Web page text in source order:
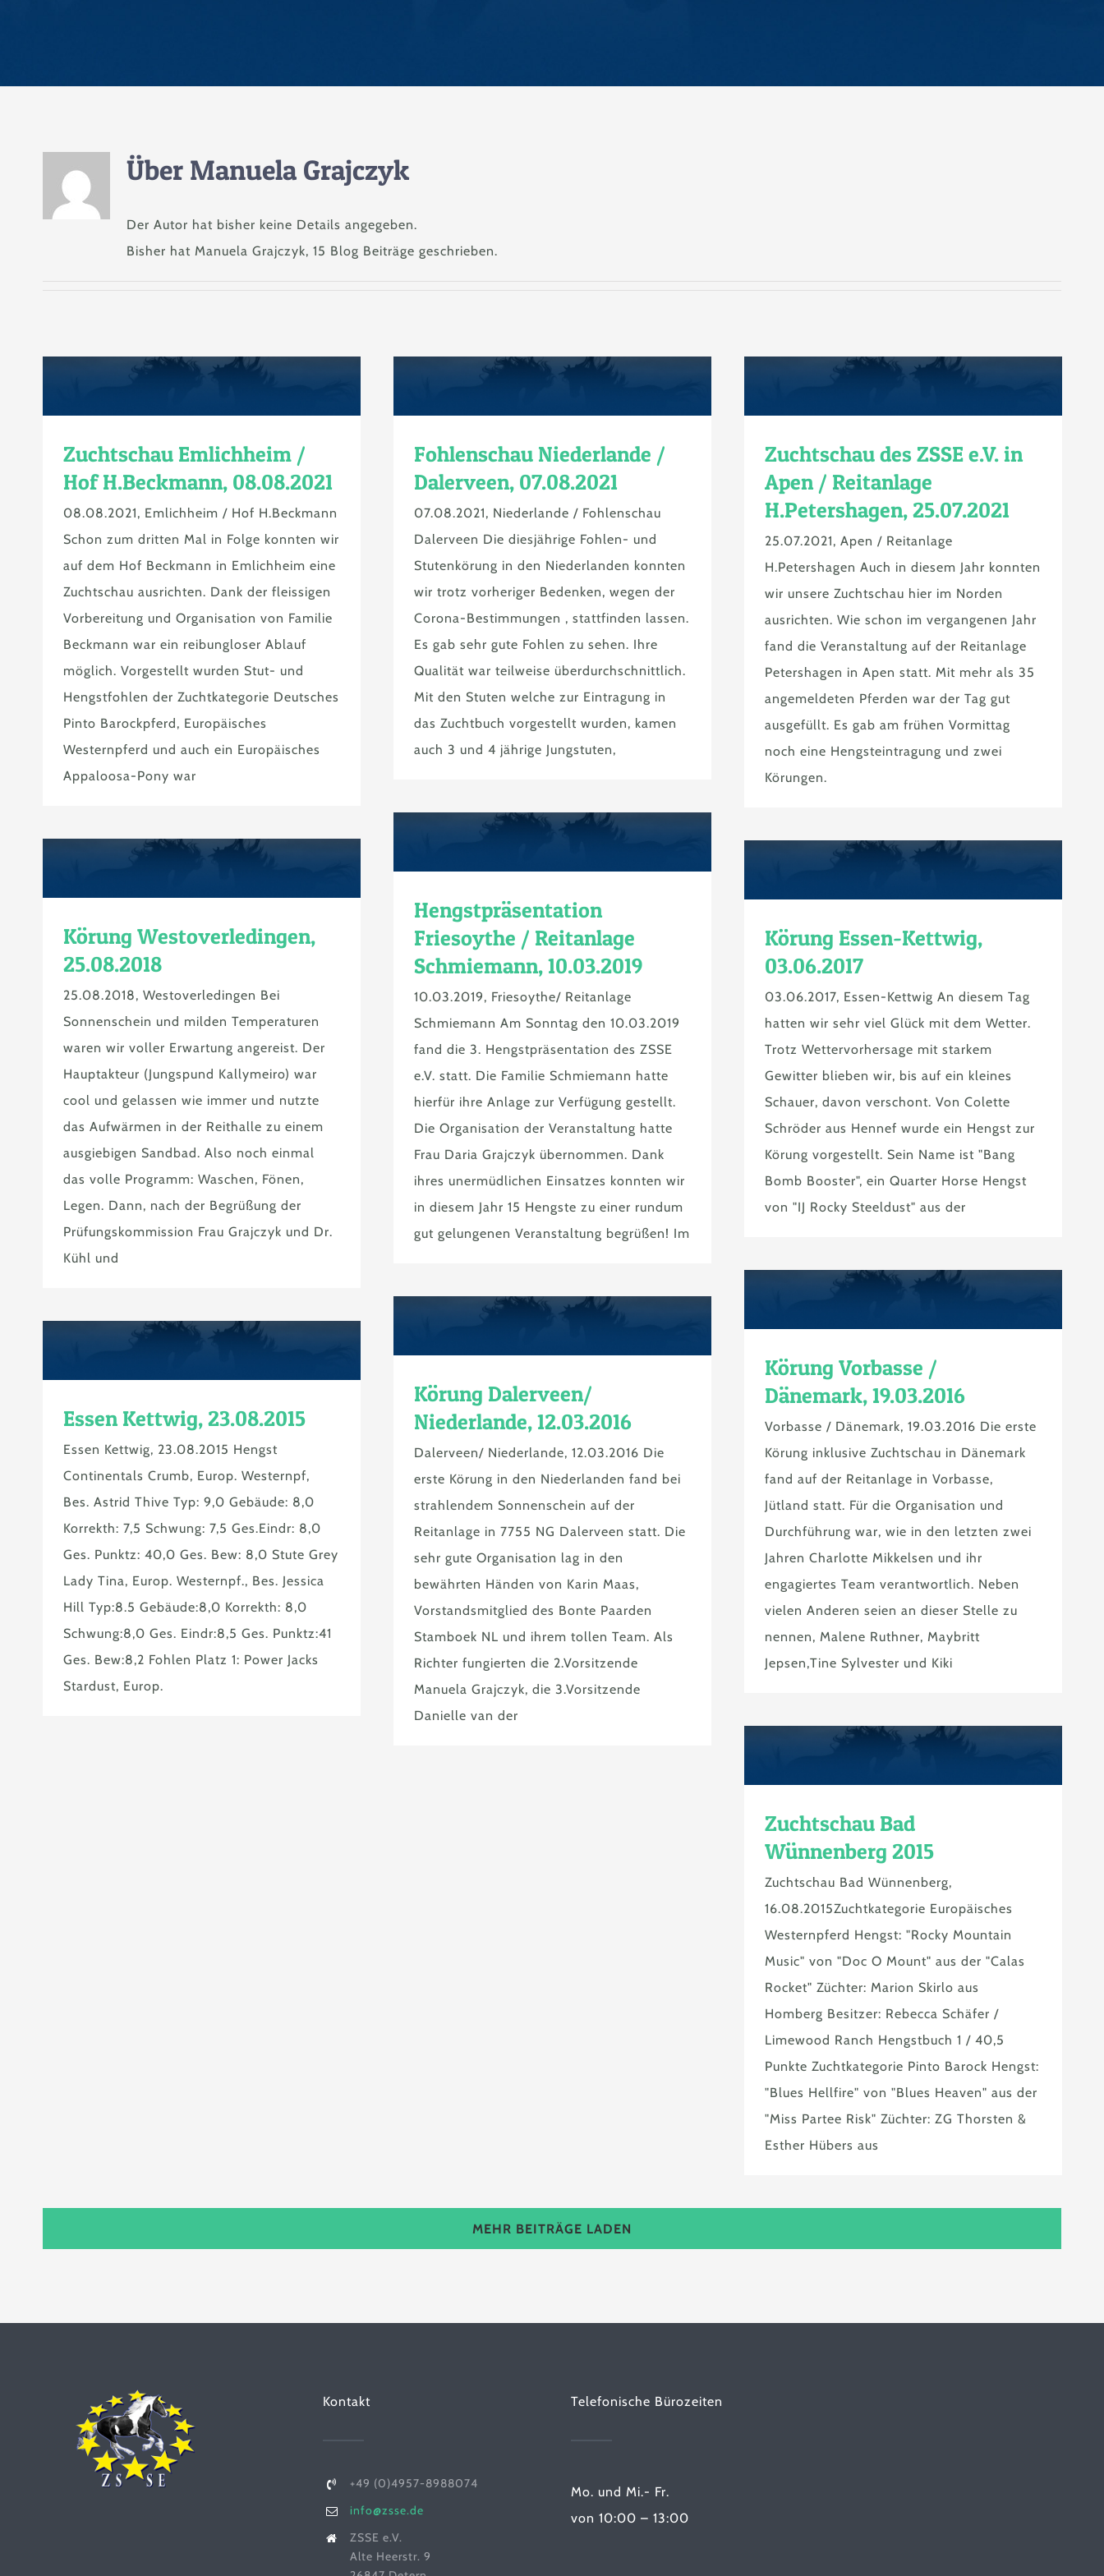
Über Manuela Grajczyk
Der Autor hat bisher keine Details angegeben.
Bisher hat Manuela Grajczyk, 15 Blog Beiträge geschrieben.
Zuchtschau Emlichheim /
Hof H.Beckmann, 08.08.2021
08.08.2021, Emlichheim / Hof H.Beckmann
Schon zum dritten Mal in Folge konnten wir
auf dem Hof Beckmann in Emlichheim eine
Zuchtschau ausrichten. Dank der fleissigen
Vorbereitung und Organisation von Familie
Beckmann war ein reibungloser Ablauf
möglich. Vorgestellt wurden Stut- und
Hengstfohlen der Zuchtkategorie Deutsches
Pinto Barockpferd, Europäisches
Westernpferd und auch ein Europäisches
Appaloosa-Pony war
Fohlenschau Niederlande /
Dalerveen, 07.08.2021
07.08.2021, Niederlande / Fohlenschau
Dalerveen Die diesjährige Fohlen- und
Stutenkörung in den Niederlanden konnten
wir trotz vorheriger Bedenken, wegen der
Corona-Bestimmungen , stattfinden lassen.
Es gab sehr gute Fohlen zu sehen. Ihre
Qualität war teilweise überdurchschnittlich.
Mit den Stuten welche zur Eintragung in
das Zuchtbuch vorgestellt wurden, kamen
auch 3 und 4 jährige Jungstuten,
Zuchtschau des ZSSE e.V. in
Apen / Reitanlage
H.Petershagen, 25.07.2021
25.07.2021, Apen / Reitanlage
H.Petershagen Auch in diesem Jahr konnten
wir unsere Zuchtschau hier im Norden
ausrichten. Wie schon im vergangenen Jahr
fand die Veranstaltung auf der Reitanlage
Petershagen in Apen statt. Mit mehr als 35
angemeldeten Pferden war der Tag gut
ausgefüllt. Es gab am frühen Vormittag
noch eine Hengsteintragung und zwei
Körungen.
Hengstpräsentation
Friesoythe / Reitanlage
Schmiemann, 10.03.2019
10.03.2019, Friesoythe/ Reitanlage
Schmiemann Am Sonntag den 10.03.2019
fand die 3. Hengstpräsentation des ZSSE
e.V. statt. Die Familie Schmiemann hatte
hierfür ihre Anlage zur Verfügung gestellt.
Die Organisation der Veranstaltung hatte
Frau Daria Grajczyk übernommen. Dank
ihres unermüdlichen Einsatzes konnten wir
in diesem Jahr 15 Hengste zu einer rundum
gut gelungenen Veranstaltung begrüßen! Im
Körung Westoverledingen,
25.08.2018
25.08.2018, Westoverledingen Bei
Sonnenschein und milden Temperaturen
waren wir voller Erwartung angereist. Der
Hauptakteur (Jungspund Kallymeiro) war
cool und gelassen wie immer und nutzte
das Aufwärmen in der Reithalle zu einem
ausgiebigen Sandbad. Also noch einmal
das volle Programm: Waschen, Fönen,
Legen. Dann, nach der Begrüßung der
Prüfungskommission Frau Grajczyk und Dr.
Kühl und
Körung Essen-Kettwig,
03.06.2017
03.06.2017, Essen-Kettwig An diesem Tag
hatten wir sehr viel Glück mit dem Wetter.
Trotz Wettervorhersage mit starkem
Gewitter blieben wir, bis auf ein kleines
Schauer, davon verschont. Von Colette
Schröder aus Hennef wurde ein Hengst zur
Körung vorgestellt. Sein Name ist "Bang
Bomb Booster", ein Quarter Horse Hengst
von "IJ Rocky Steeldust" aus der
Körung Vorbasse /
Dänemark, 19.03.2016
Vorbasse / Dänemark, 19.03.2016 Die erste
Körung inklusive Zuchtschau in Dänemark
fand auf der Reitanlage in Vorbasse,
Jütland statt. Für die Organisation und
Durchführung war, wie in den letzten zwei
Jahren Charlotte Mikkelsen und ihr
engagiertes Team verantwortlich. Neben
vielen Anderen seien an dieser Stelle zu
nennen, Malene Ruthner, Maybritt
Jepsen,Tine Sylvester und Kiki
Körung Dalerveen/
Niederlande, 12.03.2016
Dalerveen/ Niederlande, 12.03.2016 Die
erste Körung in den Niederlanden fand bei
strahlendem Sonnenschein auf der
Reitanlage in 7755 NG Dalerveen statt. Die
sehr gute Organisation lag in den
bewährten Händen von Karin Maas,
Vorstandsmitglied des Bonte Paarden
Stamboek NL und ihrem tollen Team. Als
Richter fungierten die 2.Vorsitzende
Manuela Grajczyk, die 3.Vorsitzende
Danielle van der
Essen Kettwig, 23.08.2015
Essen Kettwig, 23.08.2015 Hengst
Continentals Crumb, Europ. Westernpf,
Bes. Astrid Thive Typ: 9,0 Gebäude: 8,0
Korrekth: 7,5 Schwung: 7,5 Ges.Eindr: 8,0
Ges. Punktz: 40,0 Ges. Bew: 8,0 Stute Grey
Lady Tina, Europ. Westernpf., Bes. Jessica
Hill Typ:8.5 Gebäude:8,0 Korrekth: 8,0
Schwung:8,0 Ges. Eindr:8,5 Ges. Punktz:41
Ges. Bew:8,2 Fohlen Platz 1: Power Jacks
Stardust, Europ.
Zuchtschau Bad
Wünnenberg 2015
Zuchtschau Bad Wünnenberg,
16.08.2015Zuchtkategorie Europäisches
Westernpferd Hengst: "Rocky Mountain
Music" von "Doc O Mount" aus der "Calas
Rocket" Züchter: Marion Skirlo aus
Homberg Besitzer: Rebecca Schäfer /
Limewood Ranch Hengstbuch 1 / 40,5
Punkte Zuchtkategorie Pinto Barock Hengst:
"Blues Hellfire" von "Blues Heaven" aus der
"Miss Partee Risk" Züchter: ZG Thorsten &
Esther Hübers aus
MEHR BEITRÄGE LADEN
Kontakt
+49 (0)4957-8988074
info@zsse.de
ZSSE e.V.
Alte Heerstr. 9
Telefonische Bürozeiten
Mo. und Mi.- Fr.
von 10:00 – 13:00